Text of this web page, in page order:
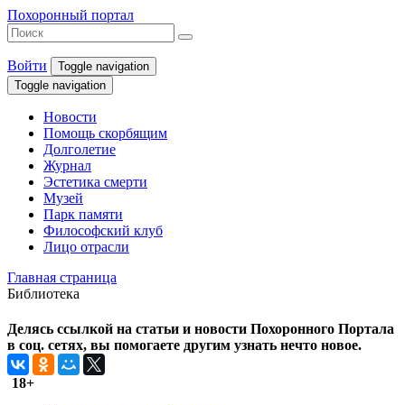
Похоронный портал
Войти
Toggle navigation
Toggle navigation
Новости
Помощь скорбящим
Долголетие
Журнал
Эстетика смерти
Музей
Парк памяти
Философский клуб
Лицо отрасли
Главная страница
Библиотека
Делясь ссылкой на статьи и новости Похоронного Портала
в соц. сетях, вы помогаете другим узнать нечто новое.
18+